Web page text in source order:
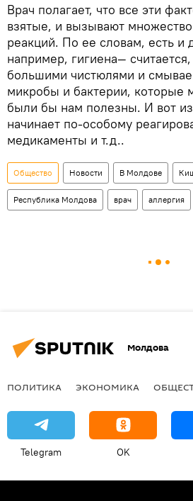
Врач полагает, что все эти
взятые, и вызывают
реакций. По ее словам, есть и
например, гигиена—
большими чистюлями и
микробы и бактерии, которые
были бы нам полезны. И вот
начинает по-особому
медикаменты и т.д..
Общество Новости В Молдове
Республика Молдова врач аллергия
Молдова
ПОЛИТИКА ЭКОНОМИКА
Telegram OK